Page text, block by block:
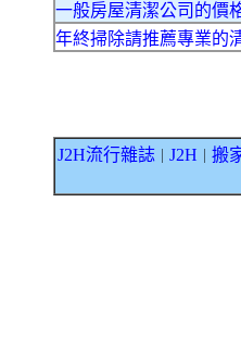
一般房屋清潔公司的價
年終掃除請推薦專業的
J2H流行雜誌 J2H 搬